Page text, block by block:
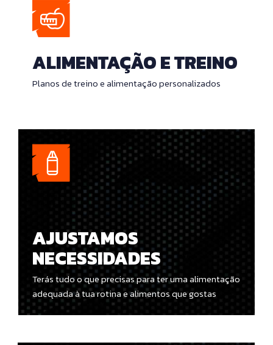
ALIMENTAÇÃO E TREINO
Planos de treino e alimentação personalizados
AJUSTAMOS
NECESSIDADES
Terás tudo o que precisas para ter uma alimentação
adequada à tua rotina e alimentos que gostas